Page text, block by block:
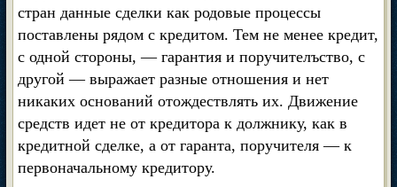
стран данные сделки как родовые процессы
поставлены рядом с кредитом. Тем не менее кредит,
с одной стороны, — гарантия и поручителъство, с
другой — выражает разные отношения и нет
никаких оснований отождествлять их. Движение
средств идет не от кредитора к должнику, как в
кредитной сделке, а от гаранта, поручителя — к
первоначальному кредитору.